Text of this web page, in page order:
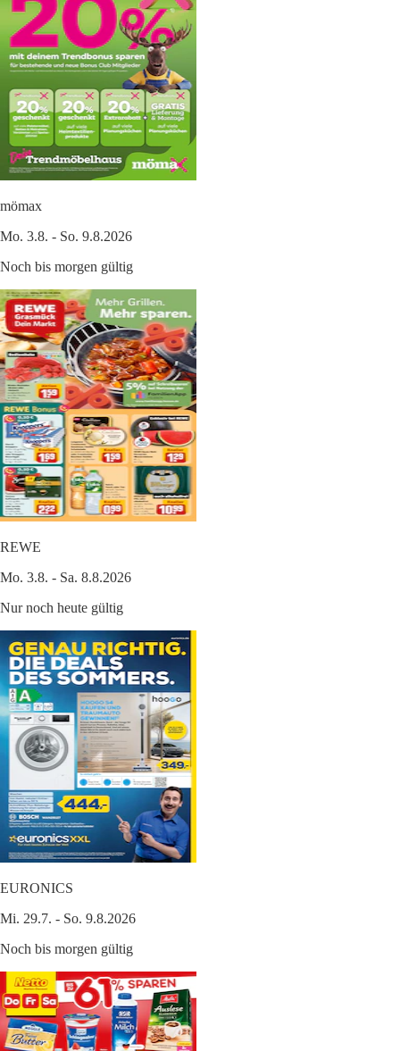
mömax
Mo. 3.8. - So. 9.8.2026
Noch bis morgen gültig
REWE
Mo. 3.8. - Sa. 8.8.2026
Nur noch heute gültig
EURONICS
Mi. 29.7. - So. 9.8.2026
Noch bis morgen gültig